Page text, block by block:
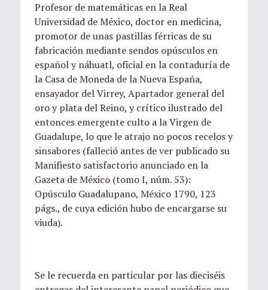
Profesor de matemáticas en la Real
Universidad de México, doctor en medicina,
promotor de unas pastillas férricas de su
fabricación mediante sendos opúsculos en
español y náhuatl, oficial en la contaduría de
la Casa de Moneda de la Nueva España,
ensayador del Virrey, Apartador general del
oro y plata del Reino, y crítico ilustrado del
entonces emergente culto a la Virgen de
Guadalupe, lo que le atrajo no pocos recelos y
sinsabores (falleció antes de ver publicado su
Manifiesto satisfactorio anunciado en la
Gazeta de México (tomo I, núm. 53):
Opúsculo Guadalupano, México 1790, 123
págs., de cuya edición hubo de encargarse su
viuda).
Se le recuerda en particular por las dieciséis